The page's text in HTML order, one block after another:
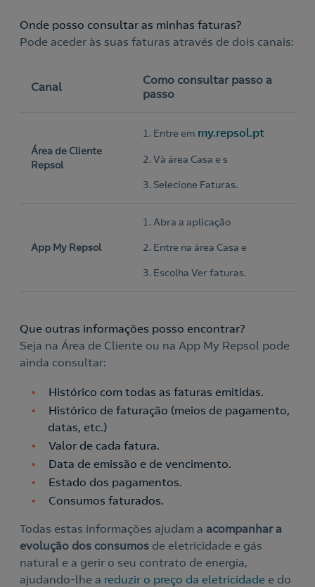
Nós ligamos!
Onde posso consultar as minhas faturas?
Pode aceder às suas faturas através de dois canais:
Canal
Como consultar passo a
passo
Área de Cliente
Repsol
1. Entre em my.repsol.pt
2. Và área Casa e s
3. Selecione Faturas.
App My Repsol
1. Abra a aplicação
2. Entre na área Casa e
3. Escolha Ver faturas.
Que outras informações posso encontrar?
Seja na Área de Cliente ou na App My Repsol pode
ainda consultar:
Histórico com todas as faturas emitidas.
Histórico de faturação (meios de pagamento,
datas, etc.)
Valor de cada fatura.
Data de emissão e de vencimento.
Estado dos pagamentos.
Consumos faturados.
Todas estas informações ajudam a acompanhar a
evolução dos consumos de eletricidade e gás
natural e a gerir o seu contrato de energia,
ajudando-lhe a reduzir o preço da eletricidade e do